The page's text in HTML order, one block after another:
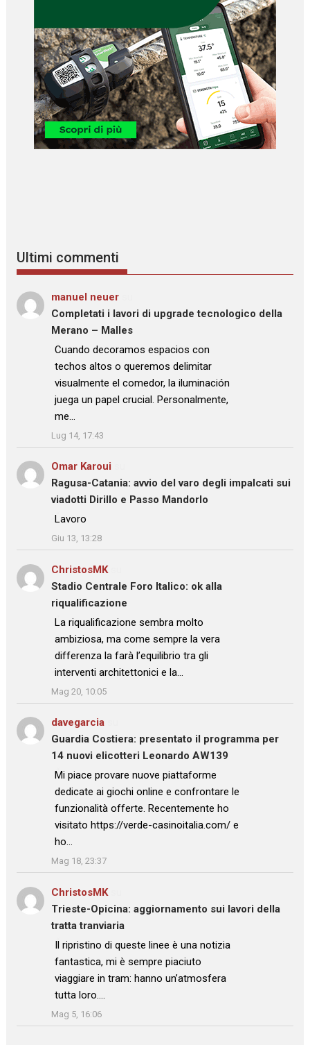
Ultimi commenti
manuel neuer
Completati i lavori di upgrade tecnologico della
Merano – Malles
: “
Cuando decoramos espacios con
techos altos o queremos delimitar
visualmente el comedor, la iluminación
juega un papel crucial. Personalmente,
me…
”
Lug 14, 17:43
Omar Karoui
Ragusa-Catania: avvio del varo degli impalcati sui
viadotti Dirillo e Passo Mandorlo
: “Lavoro
”
Giu 13, 13:28
ChristosMKsu
Stadio Centrale Foro Italico: ok alla
riqualificazione
: “La riqualificazione sembra molto
ambiziosa, ma come sempre la vera
differenza la farà l’equilibrio tra gli
interventi architettonici e la…
”
Mag 20, 10:05
davegarcia
Guardia Costiera: presentato il programma per
14 nuovi elicotteri Leonardo AW139
: “
Mi piace provare nuove piattaforme
dedicate ai giochi online e confrontare le
funzionalità offerte. Recentemente ho
visitato https://verde-casinoitalia.com/ e
ho…
”
Mag 18, 23:37
ChristosMKsu
Trieste-Opicina: aggiornamento sui lavori della
tratta tranviaria
: “
Il ripristino di queste linee è una notizia
fantastica, mi è sempre piaciuto
viaggiare in tram: hanno un’atmosfera
tutta loro.…
”
Mag 5, 16:06